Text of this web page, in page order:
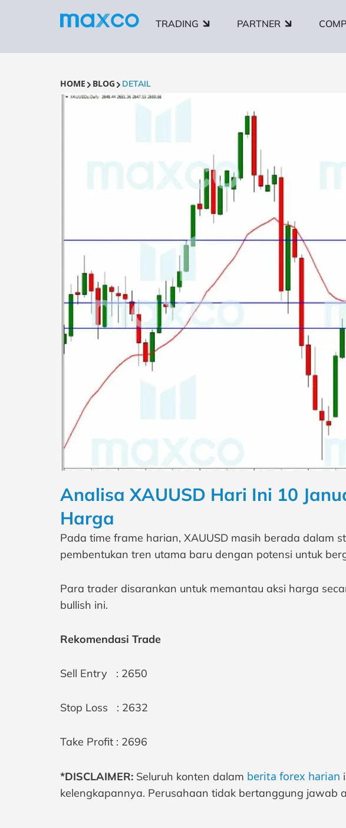
TRADING PARTNER
HOME BLOG DETAIL
Analisa XAUUSD Hari Ini 10
Harga
Pada time frame harian, XAUUSD masih berada dalam
pembentukan tren utama baru dengan potensi untuk
Para trader disarankan untuk memantau aksi harga
bullish ini.
Rekomendasi Trade
Sell Entry : 2650
Stop Loss : 2632
Take Profit : 2696
*DISCLAIMER: Seluruh konten dalam berita forex harian
kelengkapannya. Perusahaan tidak bertanggung